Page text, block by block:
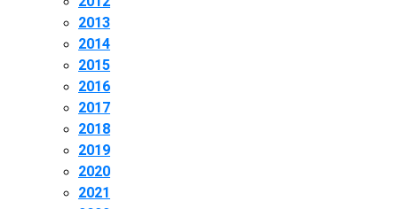
2013
2014
2015
2016
2017
2018
2019
2020
2021